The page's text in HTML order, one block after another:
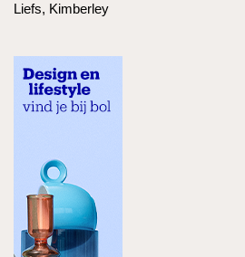
Liefs, Kimberley